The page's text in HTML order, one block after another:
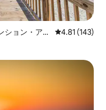
ション・アパ
レビュー143
4.81 (143)